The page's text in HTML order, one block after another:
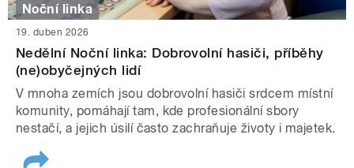
Noční linka
19. duben 2026
Nedělní Noční linka: Dobrovolní hasiči, příběhy
(ne)obyčejných lidí
V mnoha zemích jsou dobrovolní hasiči srdcem místní
komunity, pomáhají tam, kde profesionální sbory
nestačí, a jejich úsilí často zachraňuje životy i majetek.